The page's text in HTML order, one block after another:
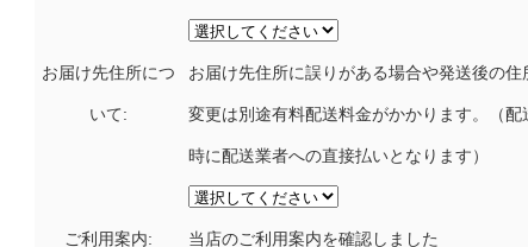
お届け先住所につ
いて:
お届け先住所に誤りがある場合や発送後の住
変更は別途有料配送料金がかかります。（配
時に配送業者への直接払いとなります）
ご利用案内: 当店のご利用案内を確認しました